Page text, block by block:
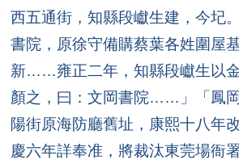
西五通街，知縣段巘生建，今圮
書院，原徐守備購蔡葉各姓圍屋
新……雍正二年，知縣段巘生以金
顏之，曰：文岡書院……」「鳳
陽街原海防廳舊址，康熙十八年
慶六年詳奉准，將裁汰東莞場衙